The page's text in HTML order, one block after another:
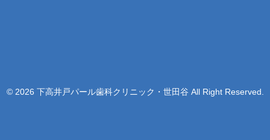
© 2026 下高井戸パール歯科クリニック・世田谷 All Right Reserved.